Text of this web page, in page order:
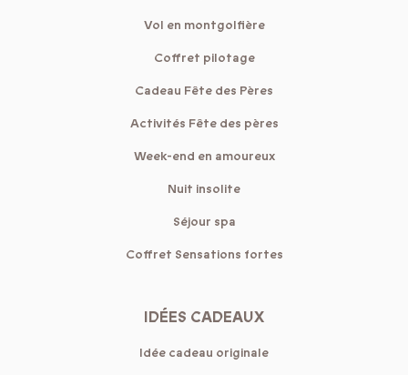
Vol en montgolfière
Coffret pilotage
Cadeau Fête des Pères
Activités Fête des pères
Week-end en amoureux
Nuit insolite
Séjour spa
Coffret Sensations fortes
IDÉES CADEAUX
Idée cadeau originale